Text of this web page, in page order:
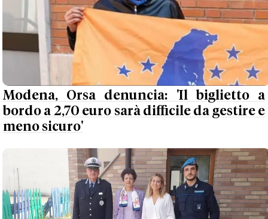
Modena, Orsa denuncia: 'Il biglietto a
bordo a 2,70 euro sarà difficile da gestire e
meno sicuro'